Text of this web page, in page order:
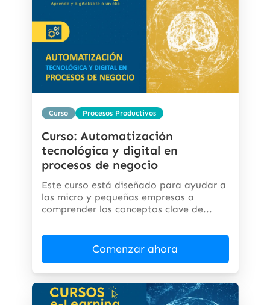
Curso Procesos Productivos
Curso: Automatización
tecnológica y digital en
procesos de negocio
Este curso está diseñado para ayudar a
las micro y pequeñas empresas a
comprender los conceptos clave de...
Comenzar ahora